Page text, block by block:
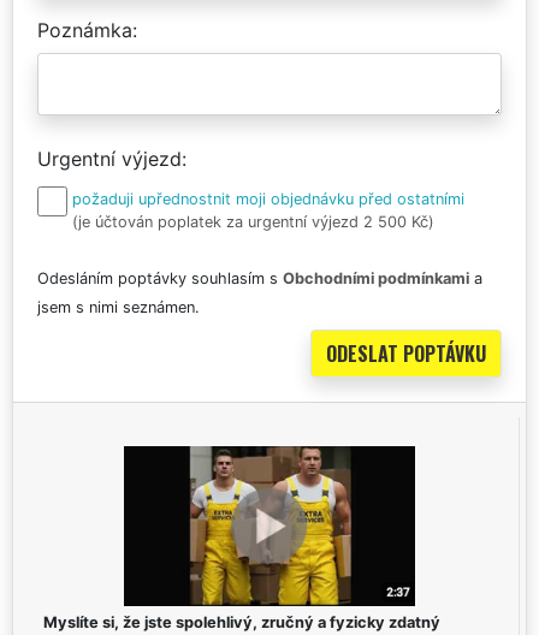
Poznámka
Urgentní výjezd
požaduji upřednostnit moji objednávku před ostatními
(je účtován poplatek za urgentní výjezd 2 500 Kč)
Odesláním poptávky souhlasím s Obchodními podmínkami a
jsem s nimi seznámen.
Myslíte si, že jste spolehlivý, zručný a fyzicky zdatný